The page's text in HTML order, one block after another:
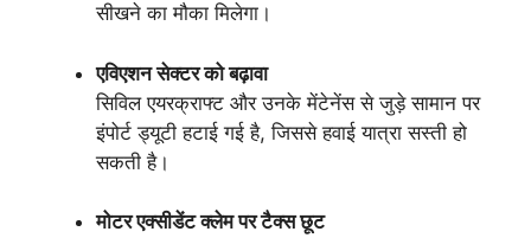
सीखने का मौका मिलेगा।
एविएशन सेक्टर को बढ़ावा
सिविल एयरक्राफ्ट और उनके मेंटेनेंस से जुड़े सामान पर
इंपोर्ट ड्यूटी हटाई गई है, जिससे हवाई यात्रा सस्ती हो
सकती है।
मोटर एक्सीडेंट क्लेम पर टैक्स छूट